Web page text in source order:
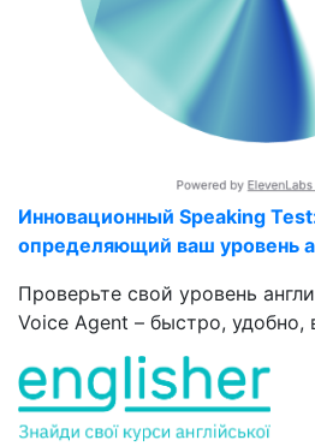
Инновационный Speaking
определяющий ваш уровень
Проверьте свой уровень
Voice Agent – быстро, удобно,